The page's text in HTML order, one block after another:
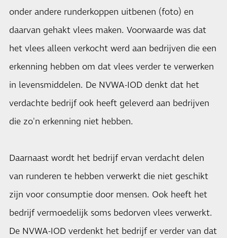
onder andere runderkoppen uitbenen (foto) en
daarvan gehakt vlees maken. Voorwaarde was dat
het vlees alleen verkocht werd aan bedrijven die een
erkenning hebben om dat vlees verder te verwerken
in levensmiddelen. De NVWA-IOD denkt dat het
verdachte bedrijf ook heeft geleverd aan bedrijven
die zo'n erkenning niet hebben.
Daarnaast wordt het bedrijf ervan verdacht delen
van runderen te hebben verwerkt die niet geschikt
zijn voor consumptie door mensen. Ook heeft het
bedrijf vermoedelijk soms bedorven vlees verwerkt.
De NVWA-IOD verdenkt het bedrijf er verder van dat